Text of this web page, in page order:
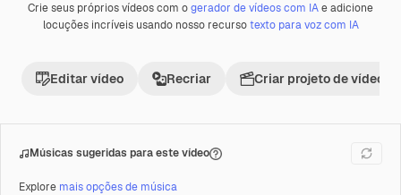
Premium
Crie seus próprios vídeos com ogerador de vídeos com IAe adicione
locuções incríveis usando nosso recursotexto para voz com IA
Editar vídeo Recriar Criar projeto de vídeo
Músicas sugeridas para este vídeo
Explore mais opções de música